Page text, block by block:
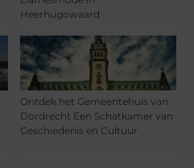
Heerhugowaard
Ontdek het Gemeentehuis van
Dordrecht Een Schatkamer van
Geschiedenis en Cultuur